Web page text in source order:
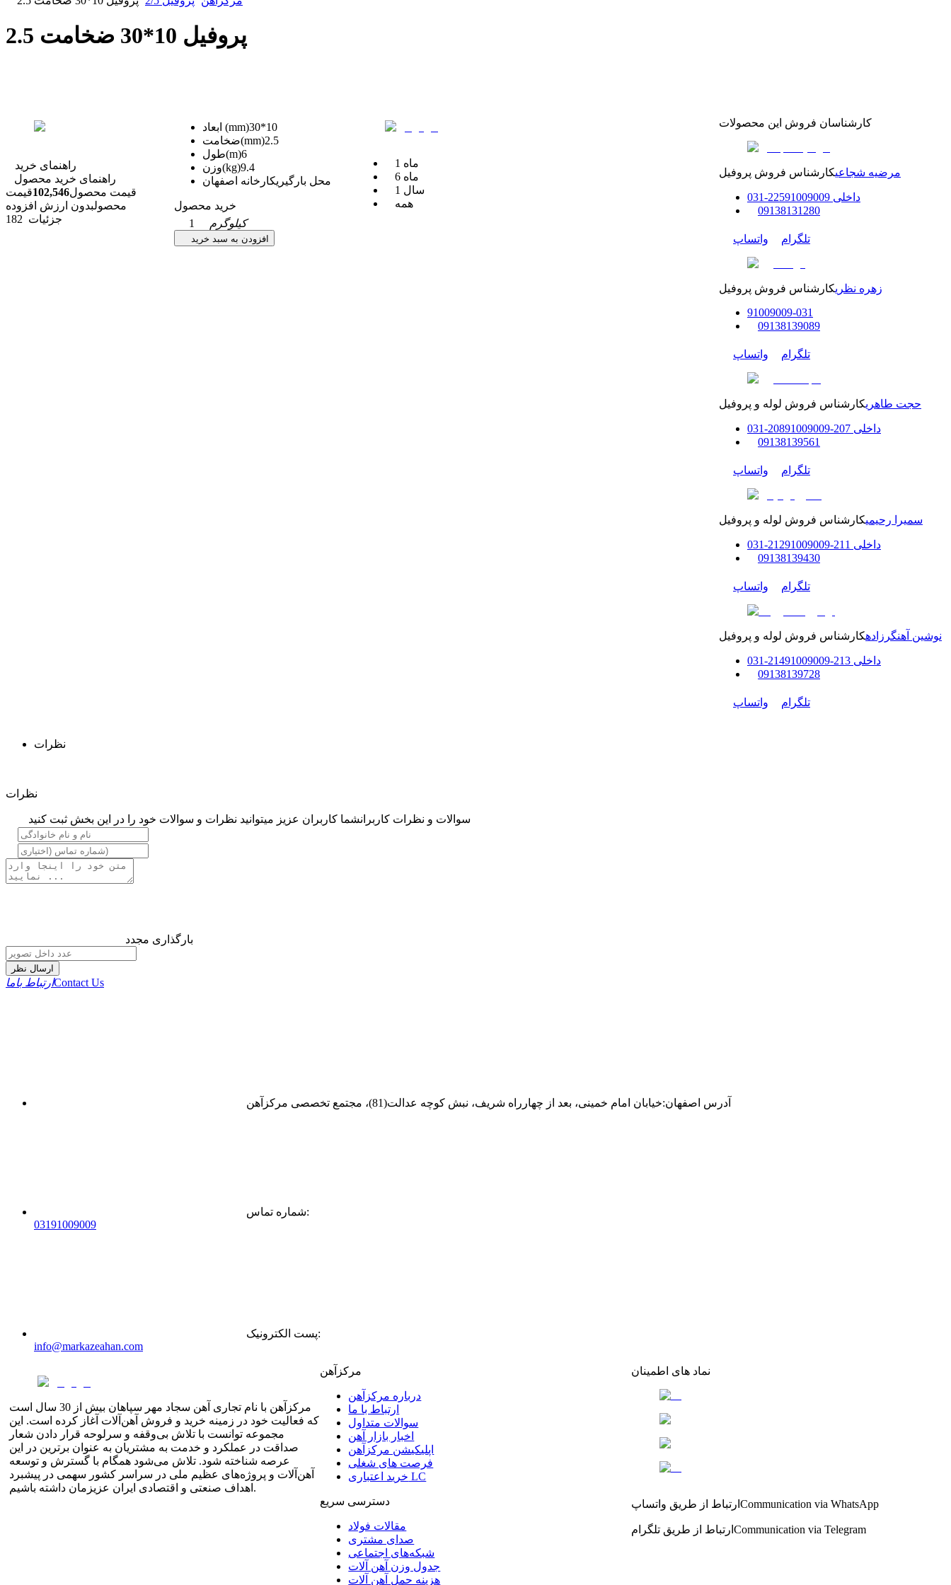
پروفیل 10*30 ضخامت 2.5
راهنمای خرید
راهنمای خرید محصول
قیمت محصول102,546قیمت
محصولبدون ارزش افزوده
182 جزئیات
ابعاد (mm)30*10
ضخامت(mm)2.5
طول(m)6
وزن(kg)9.4
محل بارگیریکارخانه اصفهان
خرید محصول
1
کیلوگرم
افزودن به سبد خرید
1 ماه
6 ماه
1 سال
همه
کارشناسان فروش این محصولات
مرضیه شجاعیکارشناس فروش پروفیل
داخلی 22591009009
-
031
09138131280
تلگرام واتساپ
زهره نظریکارشناس فروش پروفیل
91009009-031
09138139089
تلگرام واتساپ
حجت طاهریکارشناس فروش لوله و پروفیل
داخلی 207-208
91009009
-
031
09138139561
تلگرام واتساپ
سمیرا رحیمیکارشناس فروش لوله و پروفیل
داخلی 211-212
91009009
-
031
09138139430
تلگرام واتساپ
نوشین آهنگرزادهکارشناس فروش لوله و پروفیل
داخلی 213-214
91009009
-
031
09138139728
تلگرام واتساپ
نظرات
نظرات
سوالات و نظرات کاربرانشما کاربران عزیز میتوانید نظرات و سوالات خود را در این بخش ثبت کنید
بارگذاری مجدد
ارسال نظر
ارتباط باماContact Us
آدرس اصفهان:خیابان امام خمینی، بعد از چهارراه شریف، نبش کوچه عدالت(81)، مجتمع تخصصی مرکزآهن
شماره تماس:
03191009009
پست الکترونیک:
info@markazeahan.com
مرکزآهن با نام تجاری آهن سجاد مهر سپاهان بیش از 30 سال است
که فعالیت خود در زمینه خرید و فروش آهن‌آلات آغاز کرده است. این
مجموعه توانست با تلاش بی‌وقفه و سرلوحه قرار دادن شعار
صداقت در عملکرد و خدمت به مشتریان به عنوان برترین در این
عرصه شناخته شود. تلاش می‌شود همگام با گسترش و توسعه
آهن‌آلات و پروژه‌های عظیم ملی در سراسر کشور سهمی در پیشبرد
اهداف صنعتی و اقتصادی ایران عزیزمان داشته باشیم.
مرکزآهن
درباره مرکزآهن
ارتباط با ما
سوالات متداول
اخبار بازار آهن
اپلیکیشن مرکزآهن
فرصت های شغلی
خرید اعتباری LC
دسترسی سریع
مقالات فولاد
صدای مشتری
شبکه‌های اجتماعی
جدول وزن آهن آلات
هزینه حمل آهن آلات
نماد های اطمینان
ارتباط از طریق واتساپ Communication via WhatsApp
ارتباط از طریق تلگرام Communication via Telegram